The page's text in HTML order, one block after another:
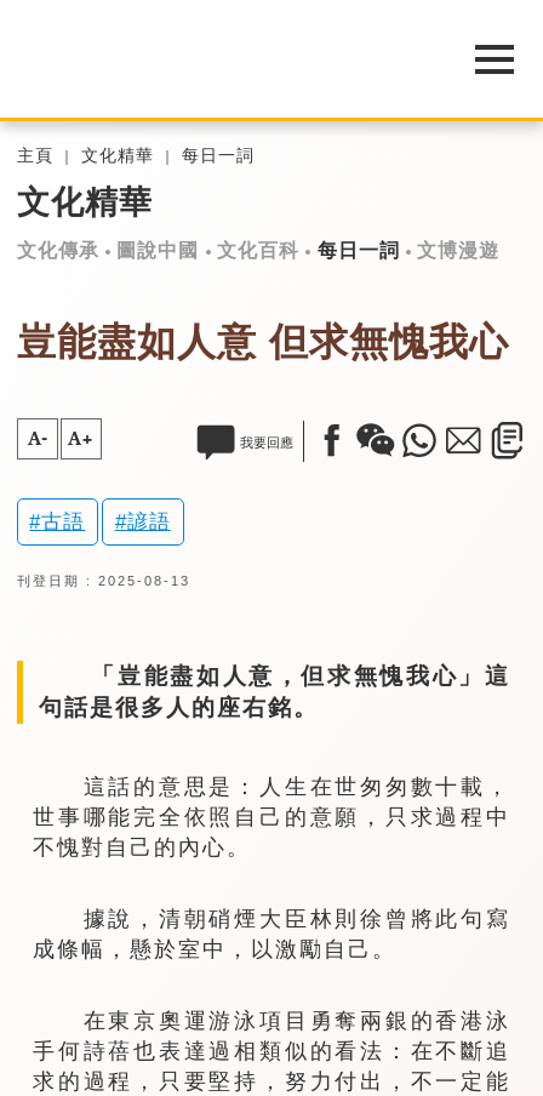
主頁 文化精華 每日一詞
文化精華
文化傳承 圖說中國 文化百科 每日一詞 文博漫遊
豈能盡如人意 但求無愧我心
A- A+ 我要回應
古語 諺語
刊登日期 : 2025-08-13
「豈能盡如人意，但求無愧我心」這
句話是很多人的座右銘。
這話的意思是：人生在世匆匆數十載，
世事哪能完全依照自己的意願，只求過程中
不愧對自己的內心。
據說，清朝硝煙大臣林則徐曾將此句寫
成條幅，懸於室中，以激勵自己。
在東京奧運游泳項目勇奪兩銀的香港泳
手何詩蓓也表達過相類似的看法：在不斷追
求的過程，只要堅持，努力付出，不一定能